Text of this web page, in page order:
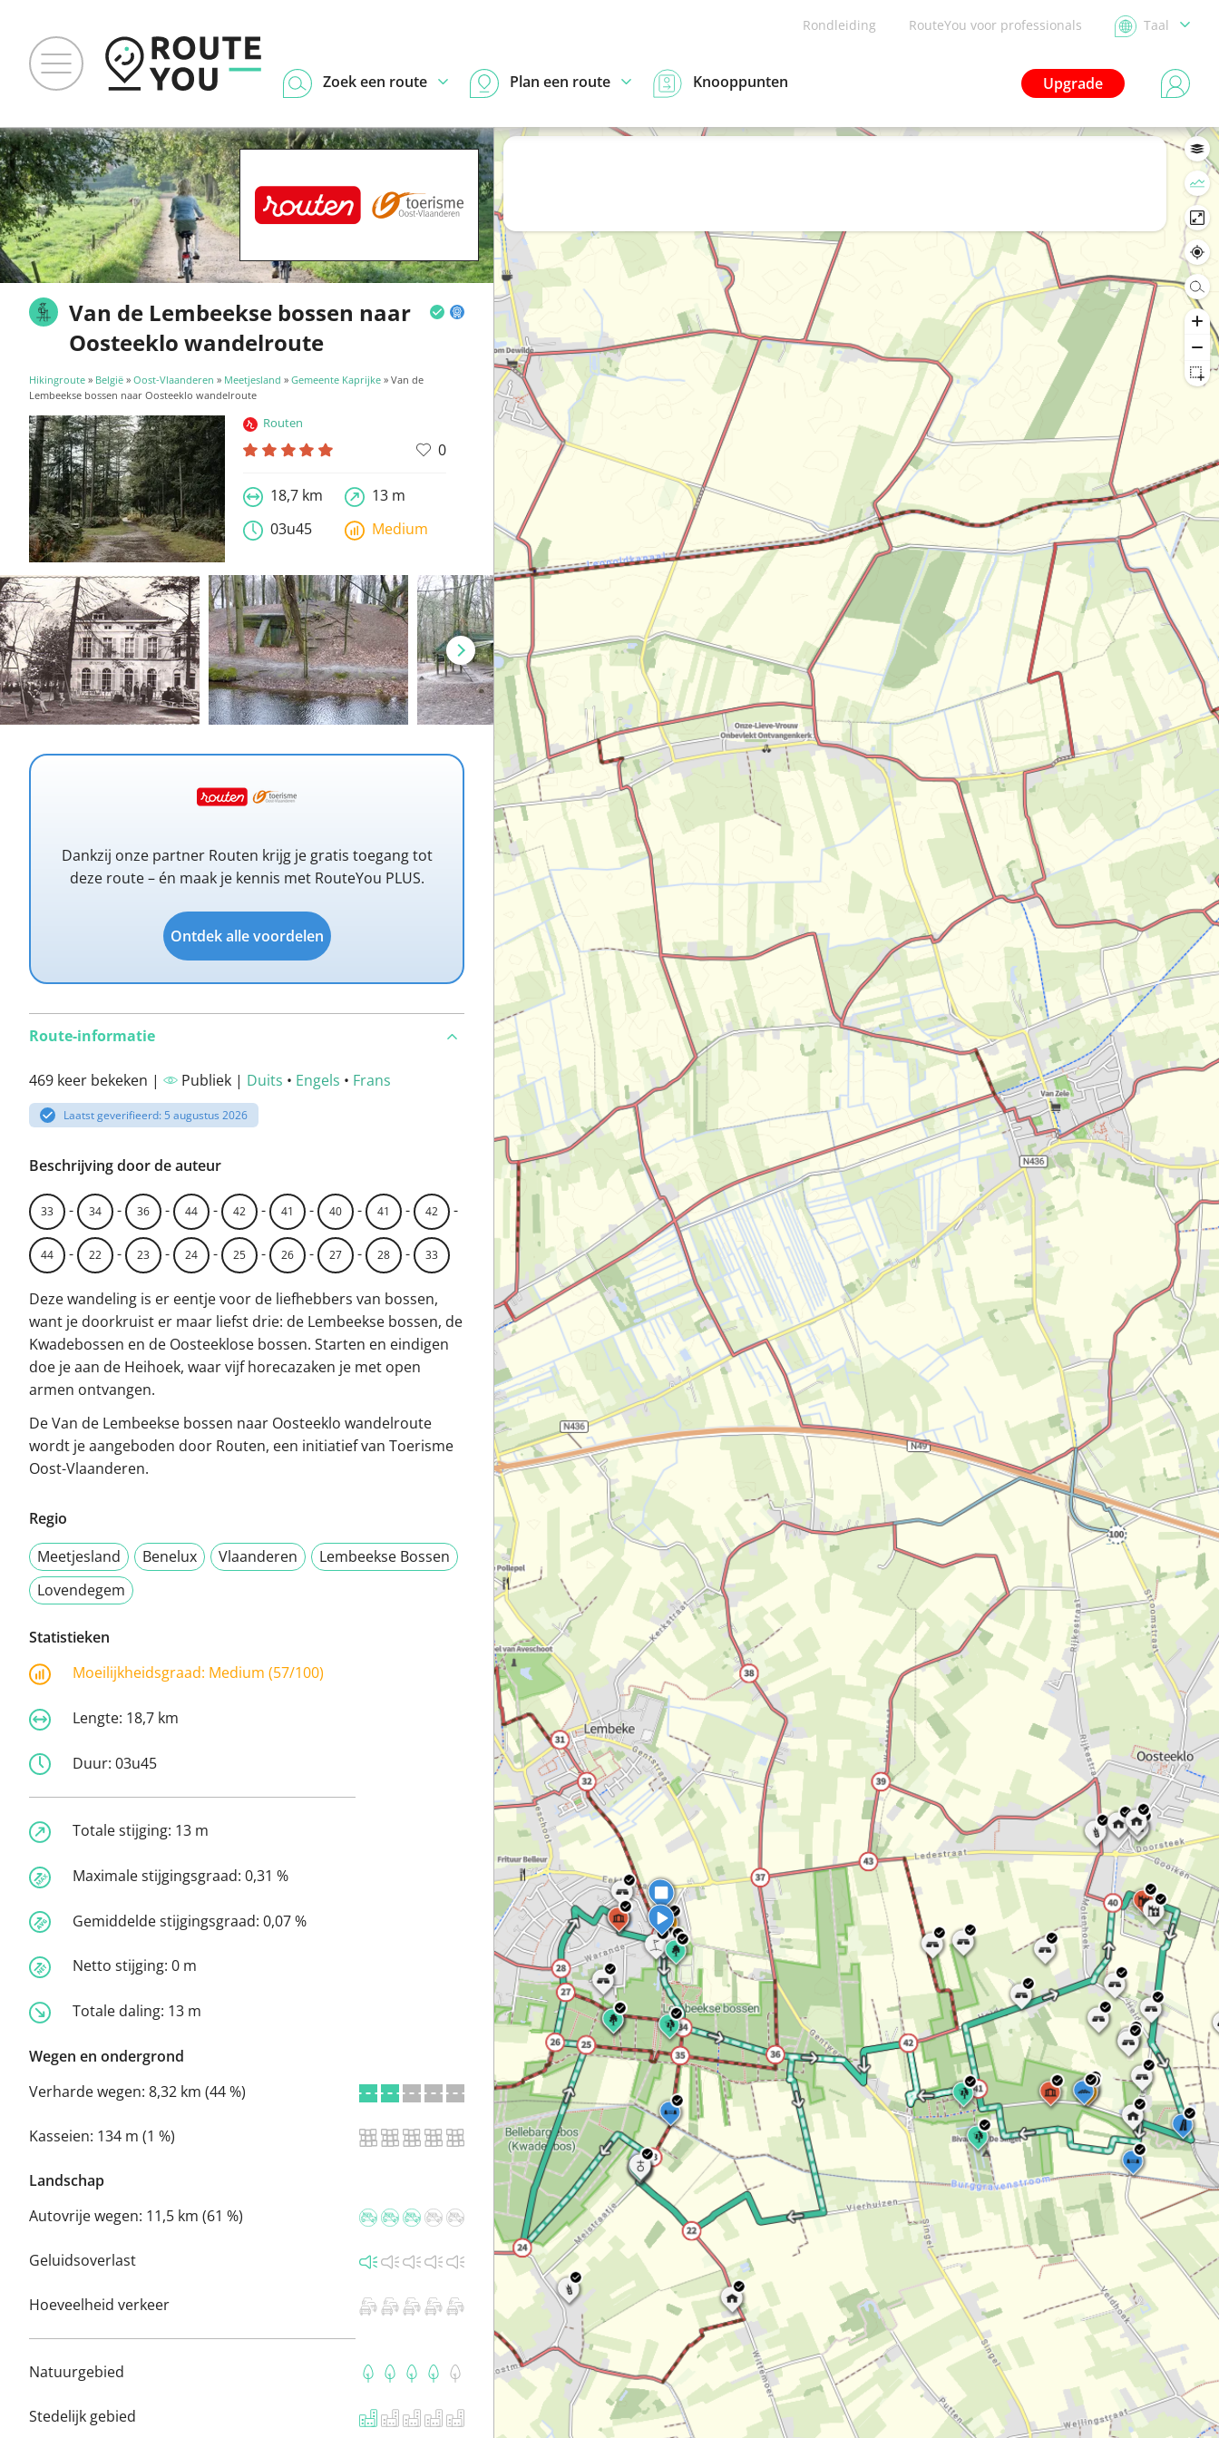
Rondleiding RouteYou voor professionals Taal
Upgrade
Zoek een route Plan een route Knooppunten
Van de Lembeekse bossen naar
Oosteeklo wandelroute
Hikingroute » België » Oost-Vlaanderen » Meetjesland » Gemeente Kaprijke » Van de
Lembeekse bossen naar Oosteeklo wandelroute
Routen
0
18,7 km
13 m
03u45
Medium
Dankzij onze partner Routen krijg je gratis toegang tot
deze route – én maak je kennis met RouteYou PLUS.
Ontdek alle voordelen
Route-informatie
469 keer bekeken | Publiek | Duits • Engels • Frans
Laatst geverifieerd: 5 augustus 2026
Beschrijving door de auteur
33 - 34 - 36 - 44 - 42 - 41 - 40 - 41 - 42 -
44 - 22 - 23 - 24 - 25 - 26 - 27 - 28 - 33
Deze wandeling is er eentje voor de liefhebbers van bossen,
want je doorkruist er maar liefst drie: de Lembeekse bossen, de
Kwadebossen en de Oosteeklose bossen. Starten en eindigen
doe je aan de Heihoek, waar vijf horecazaken je met open
armen ontvangen.
De Van de Lembeekse bossen naar Oosteeklo wandelroute
wordt je aangeboden door Routen, een initiatief van Toerisme
Oost-Vlaanderen.
Regio
Meetjesland
Benelux Vlaanderen
Lembeekse Bossen
Lovendegem
Statistieken
Moeilijkheidsgraad: Medium (57/100)
Lengte: 18,7 km
Duur: 03u45
Totale stijging: 13 m
Maximale stijgingsgraad: 0,31 %
Gemiddelde stijgingsgraad: 0,07 %
Netto stijging: 0 m
Totale daling: 13 m
Wegen en ondergrond
Verharde wegen: 8,32 km (44 %)
Kasseien: 134 m (1 %)
Landschap
Autovrije wegen: 11,5 km (61 %)
Geluidsoverlast
Hoeveelheid verkeer
Natuurgebied
Stedelijk gebied